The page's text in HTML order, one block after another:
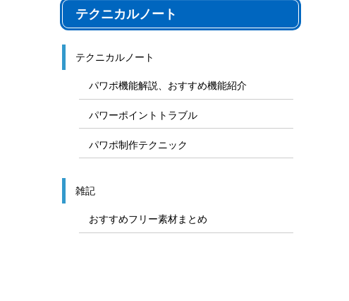
テクニカルノート
テクニカルノート
パワポ機能解説、おすすめ機能紹介
パワーポイントトラブル
パワポ制作テクニック
雑記
おすすめフリー素材まとめ